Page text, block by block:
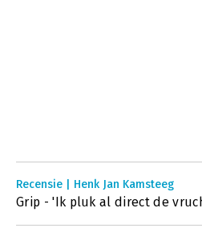
Recensie | Henk Jan Kamsteeg
Grip - 'Ik pluk al direct de